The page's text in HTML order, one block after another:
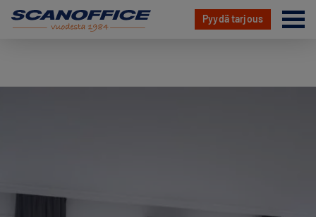
Pyydä tarjous